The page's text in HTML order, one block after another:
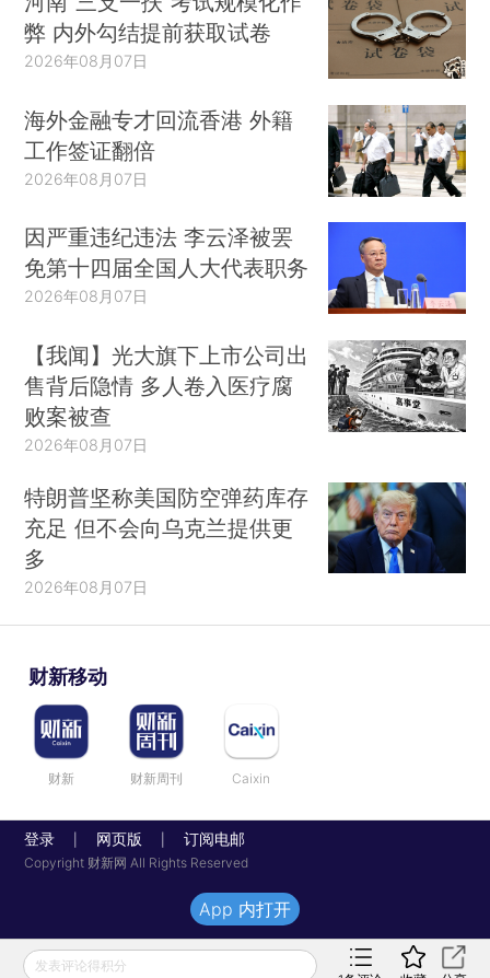
弊 内外勾结提前获取试卷
2026年08月07日
海外金融专才回流香港 外籍
工作签证翻倍
2026年08月07日
因严重违纪违法 李云泽被罢
免第十四届全国人大代表职务
2026年08月07日
【我闻】光大旗下上市公司出
售背后隐情 多人卷入医疗腐
败案被查
2026年08月07日
特朗普坚称美国防空弹药库存
充足 但不会向乌克兰提供更
多
2026年08月07日
财新移动
财新 财新周刊 Caixin
登录 网页版 订阅电邮
Copyright 财新网 All Rights Reserved
发表评论得积分
App 内打开